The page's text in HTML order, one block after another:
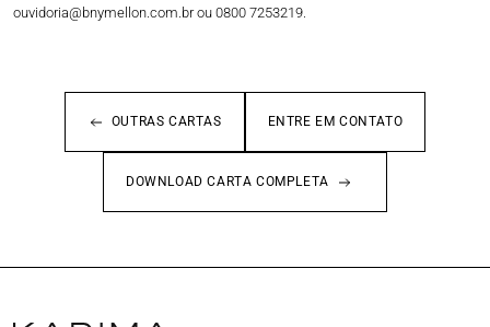
ouvidoria@bnymellon.com.brou 0800 7253219.
OUTRAS CARTAS ENTRE EM CONTATO
DOWNLOAD CARTA COMPLETA